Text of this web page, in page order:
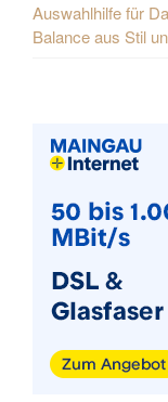
Auswahlhilfe für
Balance aus Stil